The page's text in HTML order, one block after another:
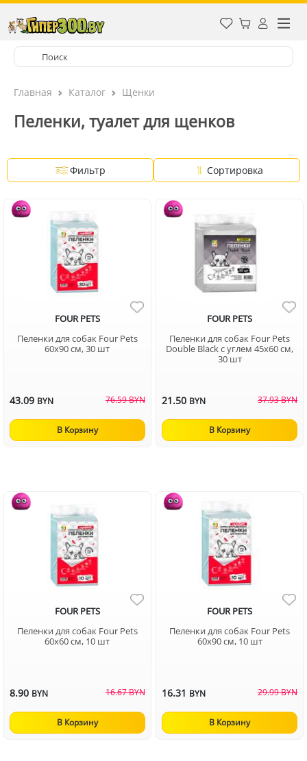
Главная Каталог Щенки
Пеленки, туалет для щенков
Фильтр Сортировка
FOUR PETS
Пеленки для собак Four Pets
60х90 см, 30 шт
43.09 BYN 76.59 BYN
В Корзину
FOUR PETS
Пеленки для собак Four Pets
Double Black с углем 45х60 см,
30 шт
21.50 BYN 37.93 BYN
В Корзину
FOUR PETS
Пеленки для собак Four Pets
60х60 см, 10 шт
8.90 BYN 16.67 BYN
В Корзину
FOUR PETS
Пеленки для собак Four Pets
60х90 см, 10 шт
16.31 BYN 29.99 BYN
В Корзину